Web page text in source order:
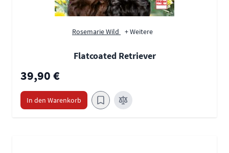
Rosemarie Wild + Weitere
Flatcoated Retriever
39,90 €
In den Warenkorb